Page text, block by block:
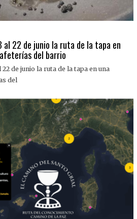
al 22 de junio la ruta de la tapa en
del barrio
de junio la ruta de la tapa en una
del